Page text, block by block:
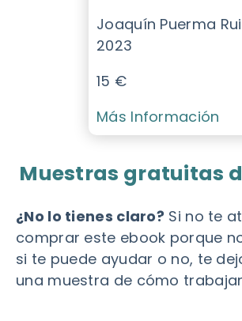
Joaquín Puerma
2023
15 €
Más Información
Muestras gratuitas
¿No lo tienes claro? Si no te
comprar este ebook porque
si te puede ayudar o no, te
una muestra de cómo